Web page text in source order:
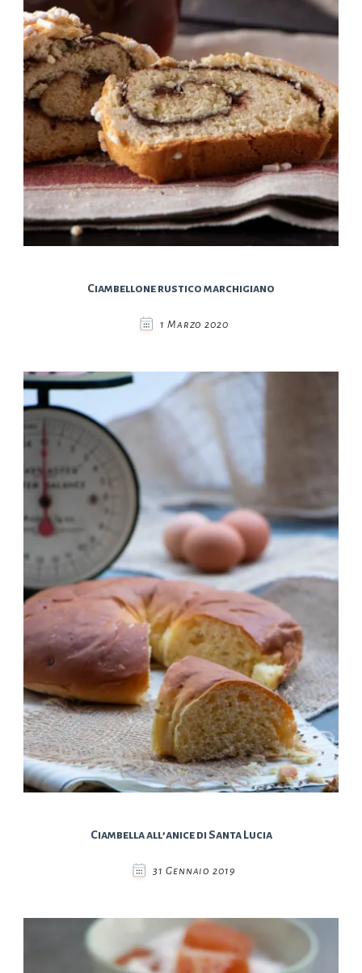
Ciambellone rustico marchigiano
1 Marzo 2020
Ciambella all’anice di Santa Lucia
31 Gennaio 2019